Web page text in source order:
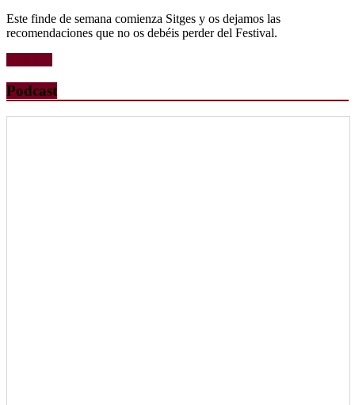
Este finde de semana comienza Sitges y os dejamos las
recomendaciones que no os debéis perder del Festival.
Podcast